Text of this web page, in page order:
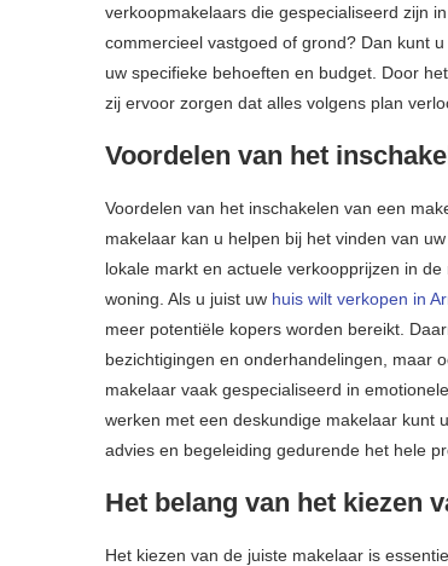
verkoopmakelaars die gespecialiseerd zijn
commercieel vastgoed of grond? Dan kunt
uw specifieke behoeften en budget. Door
zij ervoor zorgen dat alles volgens plan
Voordelen van het
Voordelen van het inschakelen van een
makelaar kan u helpen bij het vinden van
lokale markt en actuele verkoopprijzen in
woning. Als u juist uw huis wilt verkopen in
meer potentiële kopers worden bereikt.
bezichtigingen en onderhandelingen, maar
makelaar vaak gespecialiseerd in
werken met een deskundige makelaar kunt
advies en begeleiding gedurende het hele
Het belang van het kiezen
Het kiezen van de juiste makelaar is